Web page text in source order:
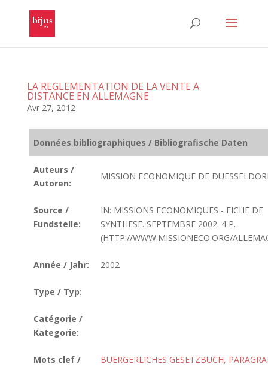
LA REGLEMENTATION DE LA VENTE A
DISTANCE EN ALLEMAGNE
Avr 27, 2012
Données bibliographiques / Bibliografische Daten
Auteurs /
Autoren:
MISSION ECONOMIQUE DE
Source /
Fundstelle:
IN: MISSIONS ECONOMIQUES - FICHE DE
SYNTHESE. SEPTEMBRE 2002. 4 P.
(HTTP://WWW.MISSIONECO.ORG/
Année / Jahr: 2002
Type / Typ:
Catégorie /
Kategorie:
Mots clef /
BUERGERLICHES GESETZBUCH,